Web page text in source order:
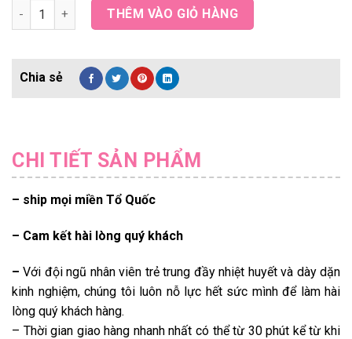
Hồng Kahala quantityTHÊM VÀO GIỎ HÀNG
CHI TIẾT SẢN PHẨM
– ship mọi miền Tổ Quốc
– Cam kết hài lòng quý khách
– Với đội ngũ nhân viên trẻ trung đầy nhiệt huyết và dày dặn
kinh nghiệm, chúng tôi luôn nỗ lực hết sức mình để làm hài
lòng quý khách hàng.
– Thời gian giao hàng nhanh nhất có thể từ 30 phút kể từ khi